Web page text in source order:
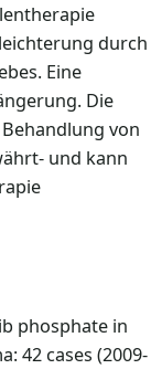
durch
Eine
Die
von
und kann
phosphate in
42 cases (2009-